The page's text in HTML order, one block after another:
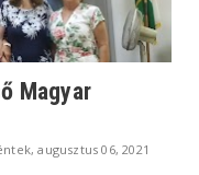
Magyar
augusztus 06, 2021